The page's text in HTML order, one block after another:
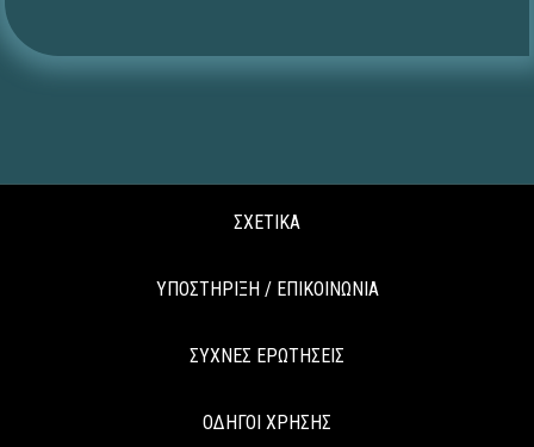
ΣΧΕΤΙΚΑ
ΥΠΟΣΤΗΡΙΞΗ / ΕΠΙΚΟΙΝΩΝΙΑ
ΣΥΧΝΕΣ ΕΡΩΤΗΣΕΙΣ
ΟΔΗΓΟΙ ΧΡΗΣΗΣ